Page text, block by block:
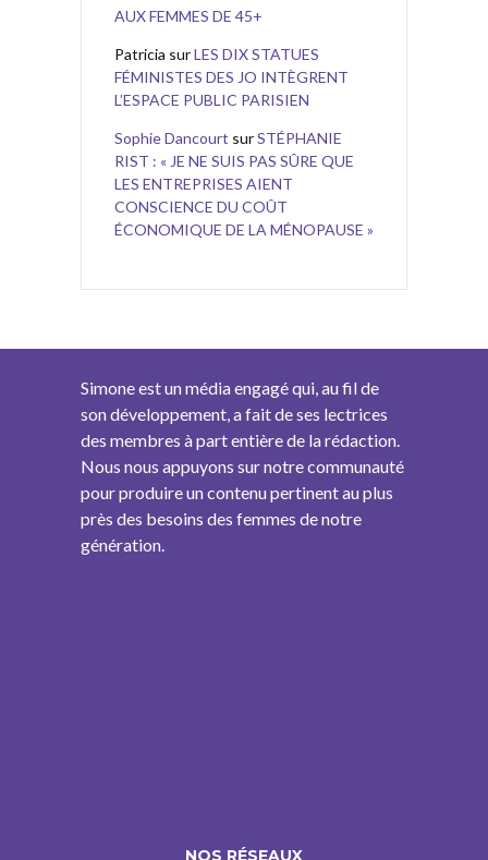
AUX FEMMES DE 45+
Patricia surLES DIX STATUES
FÉMINISTES DES JO INTÈGRENT
L’ESPACE PUBLIC PARISIEN
Sophie Dancourt surSTÉPHANIE
RIST : « JE NE SUIS PAS SÛRE QUE
LES ENTREPRISES AIENT
CONSCIENCE DU COÛT
ÉCONOMIQUE DE LA MÉNOPAUSE »
Simone est un média engagé qui, au fil de
son développement, a fait de ses lectrices
des membres à part entière de la rédaction.
Nous nous appuyons sur notre communauté
pour produire un contenu pertinent au plus
près des besoins des femmes de notre
génération.
NOS RÉSEAUX